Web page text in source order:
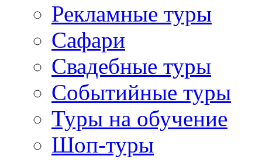
Рекламные туры
Сафари
Свадебные туры
Событийные туры
Туры на обучение
Шоп-туры